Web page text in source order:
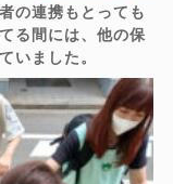
の連携もとっても
る間には、他の保
いました。